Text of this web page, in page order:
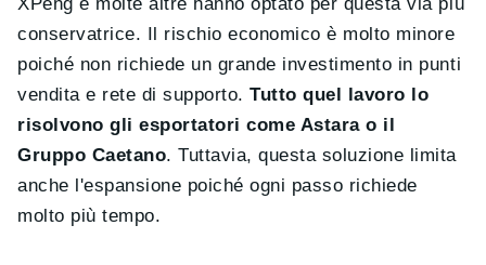
conservatrice. Il rischio economico è molto minore
poiché non richiede un grande investimento in punti
vendita e rete di supporto.Tutto quel lavoro lo
risolvono gli esportatori come Astara o il
Gruppo Caetano. Tuttavia, questa soluzione limita
anche l'espansione poiché ogni passo richiede
molto più tempo.